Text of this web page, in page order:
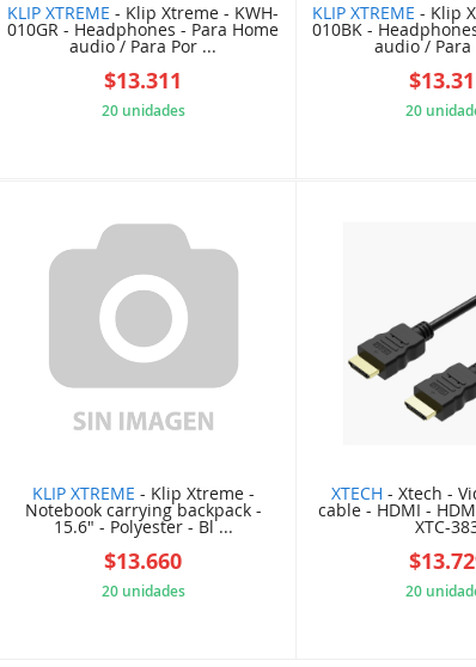
KLIP XTREME - Klip Xtreme - KWH-
010GR - Headphones - Para Home
audio / Para Por ...
$13.311
20 unidades
KLIP XTREME - Klip
010BK -
audio / Para
20
KLIP XTREME - Klip Xtreme -
Notebook carrying backpack -
15.6" - Polyester - Bl ...
$13.660
20 unidades
XTECH - Xtech -
cable - HDMI -
XTC-
20